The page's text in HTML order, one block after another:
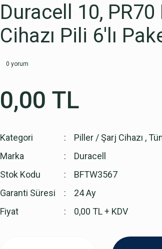
Duracell 10,
Cihazı Pili 6'lı
0 yorum
0,00 TL
Kategori Piller / Şarj Cihazı ,
Marka
Duracell
Stok Kodu
BFTW3567
Garanti Süresi
24 Ay
Fiyat
0,00 TL + KDV